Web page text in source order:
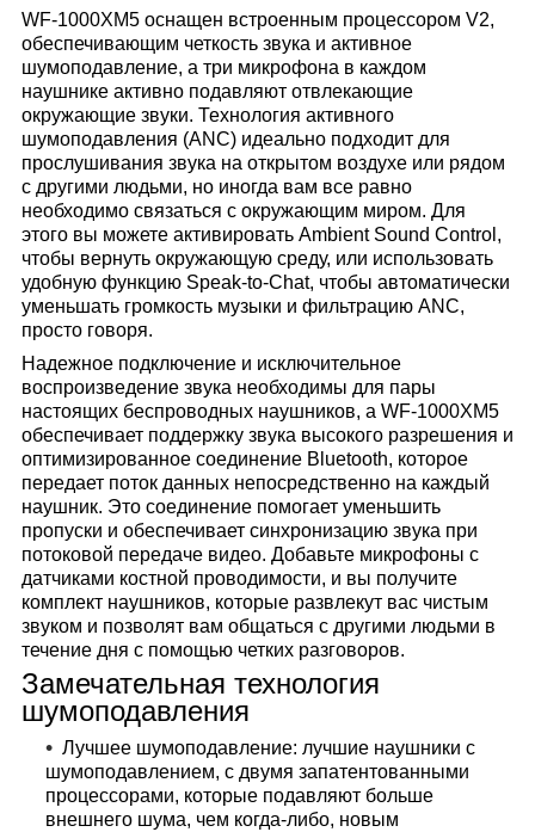
WF-1000XM5 оснащен встроенным процессором V2,
обеспечивающим четкость звука и активное
шумоподавление, а три микрофона в каждом
наушнике активно подавляют отвлекающие
окружающие звуки. Технология активного
шумоподавления (ANC) идеально подходит для
прослушивания звука на открытом воздухе или рядом
с другими людьми, но иногда вам все равно
необходимо связаться с окружающим миром. Для
этого вы можете активировать Ambient Sound Control,
чтобы вернуть окружающую среду, или использовать
удобную функцию Speak-to-Chat, чтобы автоматически
уменьшать громкость музыки и фильтрацию ANC,
просто говоря.
Надежное подключение и исключительное
воспроизведение звука необходимы для пары
настоящих беспроводных наушников, а WF-1000XM5
обеспечивает поддержку звука высокого разрешения и
оптимизированное соединение Bluetooth, которое
передает поток данных непосредственно на каждый
наушник. Это соединение помогает уменьшить
пропуски и обеспечивает синхронизацию звука при
потоковой передаче видео. Добавьте микрофоны с
датчиками костной проводимости, и вы получите
комплект наушников, которые развлекут вас чистым
звуком и позволят вам общаться с другими людьми в
течение дня с помощью четких разговоров.
Замечательная технология
шумоподавления
Лучшее шумоподавление: лучшие наушники с
шумоподавлением, с двумя запатентованными
процессорами, которые подавляют больше
внешнего шума, чем когда-либо, новым